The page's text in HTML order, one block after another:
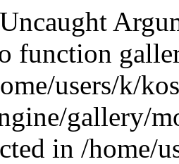
function
users/k/
gallery/
in /home/